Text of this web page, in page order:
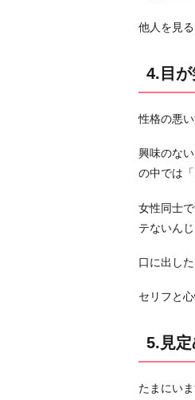
他人を見
4.目
性格の悪
興味のな
の中では
女性同士
テないん
口に出し
セリフと
5.見
たまにい